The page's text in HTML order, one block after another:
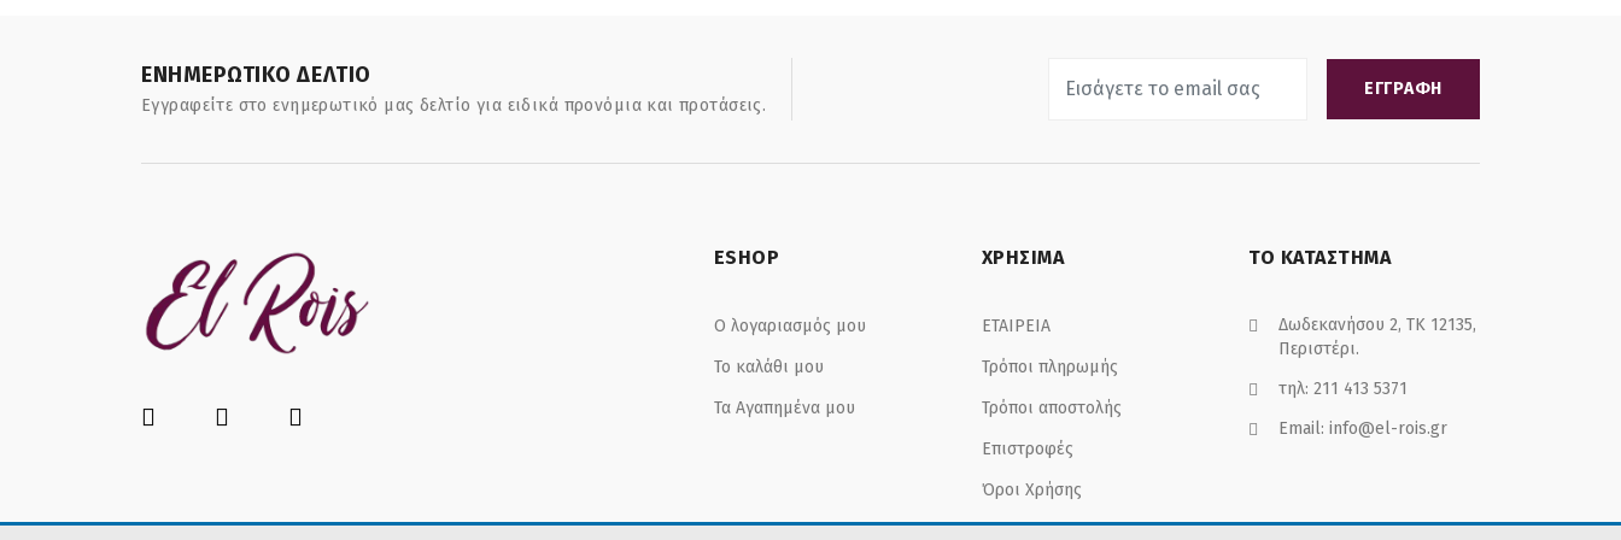
ΕΝΗΜΕΡΩΤΙΚΟ ΔΕΛΤΙΟ
Εγγραφείτε στο ενημερωτικό μας δελτίο για ειδικά προνόμια και προτάσεις.
ΕΓΓΡΑΦΗ
ESHOP
Ο λογαριασμός μου
Το καλάθι μου
Τα Αγαπημένα μου
ΧΡΗΣΙΜΑ
ΕΤΑΙΡΕΙΑ
Τρόποι πληρωμής
Τρόποι αποστολής
Επιστροφές
Όροι Χρήσης
ΤΟ ΚΑΤΑΣΤΗΜΑ
Δωδεκανήσου 2, ΤΚ 12135,
Περιστέρι.
τηλ:211 413 5371
Email:info@el-rois.gr